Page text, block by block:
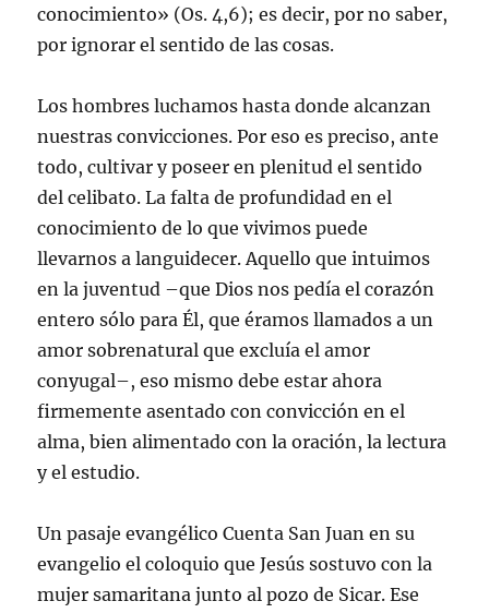
conocimiento» (Os. 4,6); es decir, por no saber,
por ignorar el sentido de las cosas.
Los hombres luchamos hasta donde alcanzan
nuestras convicciones. Por eso es preciso, ante
todo, cultivar y poseer en plenitud el sentido
del celibato. La falta de profundidad en el
conocimiento de lo que vivimos puede
llevarnos a languidecer. Aquello que intuimos
en la juventud –que Dios nos pedía el corazón
entero sólo para Él, que éramos llamados a un
amor sobrenatural que excluía el amor
conyugal–, eso mismo debe estar ahora
firmemente asentado con convicción en el
alma, bien alimentado con la oración, la lectura
y el estudio.
Un pasaje evangélico Cuenta San Juan en su
evangelio el coloquio que Jesús sostuvo con la
mujer samaritana junto al pozo de Sicar. Ese